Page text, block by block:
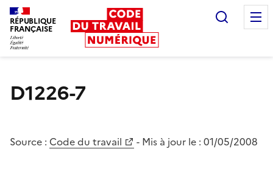
RÉPUBLIQUE
FRANÇAISE
D1226-7
Source : Code du travail - Mis à jour le : 01/05/2008